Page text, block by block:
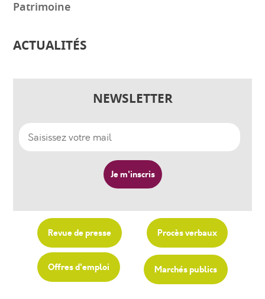
Patrimoine
ACTUALITÉS
NEWSLETTER
Revue de presse Procès verbaux
Offres d'emploi Marchés publics